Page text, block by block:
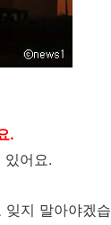
.
어요.
잊지 말아야겠습